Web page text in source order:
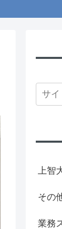
上智
その
業務